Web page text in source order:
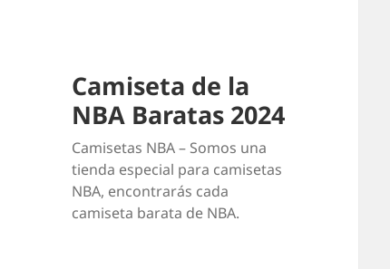
Camiseta de la
NBA Baratas 2024
Camisetas NBA – Somos una
tienda especial para camisetas
NBA, encontrarás cada
camiseta barata de NBA.